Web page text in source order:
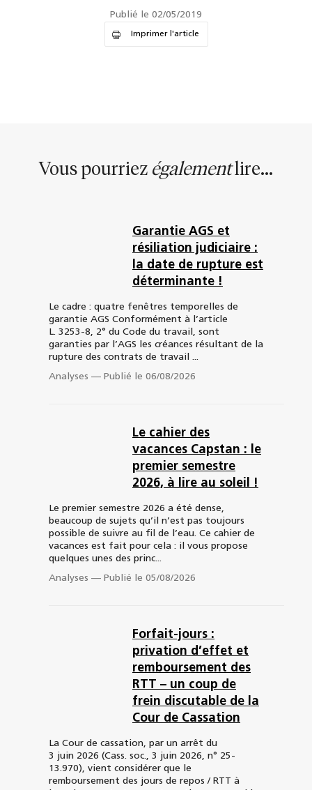
Publié le 02/05/2019
Imprimer l'article
Vous pourriez égalementlire...
Garantie AGS et
résiliation judiciaire :
la date de rupture est
déterminante !
Le cadre : quatre fenêtres temporelles de
garantie AGS Conformément à l’article
L. 3253-8, 2° du Code du travail, sont
garanties par l’AGS les créances résultant de la
rupture des contrats de travail ...
Analyses — Publié le 06/08/2026
Le cahier des
vacances Capstan : le
premier semestre
2026, à lire au soleil !
Le premier semestre 2026 a été dense,
beaucoup de sujets qu’il n’est pas toujours
possible de suivre au fil de l’eau. Ce cahier de
vacances est fait pour cela : il vous propose
quelques unes des princ...
Analyses — Publié le 05/08/2026
Forfait-jours :
privation d’effet et
remboursement des
RTT – un coup de
frein discutable de la
Cour de Cassation
La Cour de cassation, par un arrêt du
3 juin 2026 (Cass. soc., 3 juin 2026, n° 25-
13.970), vient considérer que le
remboursement des jours de repos / RTT à